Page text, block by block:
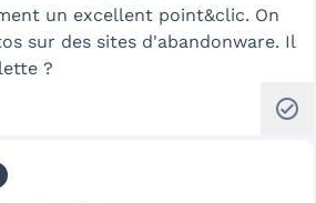
un excellent point&clic. On
sur des sites d'abandonware. Il
?
check_circle